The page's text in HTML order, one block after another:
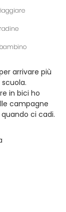
arrivare più
in bici ho
campagne
ci cadi.